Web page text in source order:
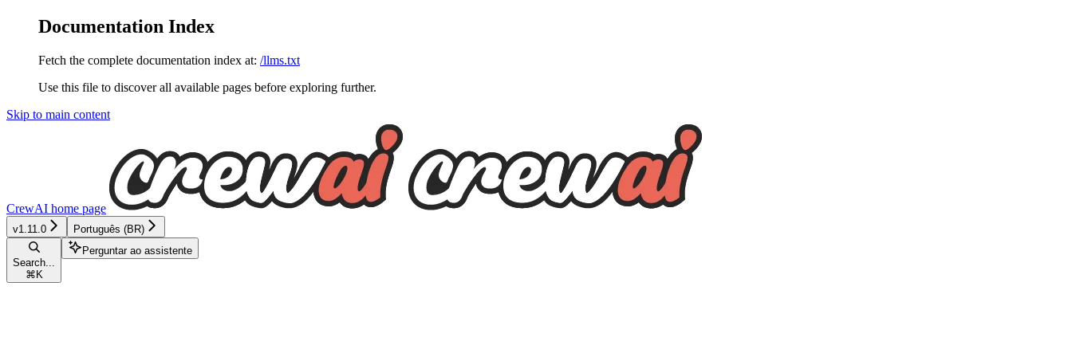
Documentation Index
Fetch the complete documentation index at: /llms.txt
Use this file to discover all available pages before exploring further.
Skip to main content
CrewAI home page
v1.11.0 Português (BR)
Search...
⌘ K
Perguntar ao assistente